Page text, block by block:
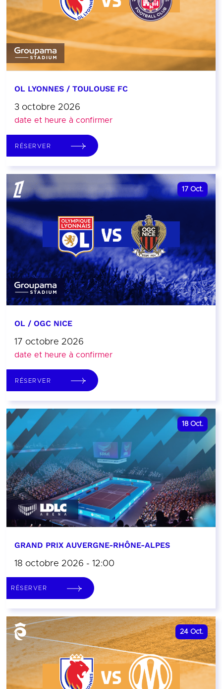
OL LYONNES / TOULOUSE FC
3 octobre 2026
date et heure à confirmer
RÉSERVER
17 Oct.
OL / OGC NICE
17 octobre 2026
date et heure à confirmer
RÉSERVER
18 Oct.
GRAND PRIX AUVERGNE-RHÔNE-ALPES
18 octobre 2026 - 12:00
RÉSERVER
24 Oct.